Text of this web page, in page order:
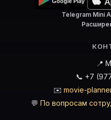
Telegram Mini
📍
📞 +7
✉️ movie-
💬 По вопросам